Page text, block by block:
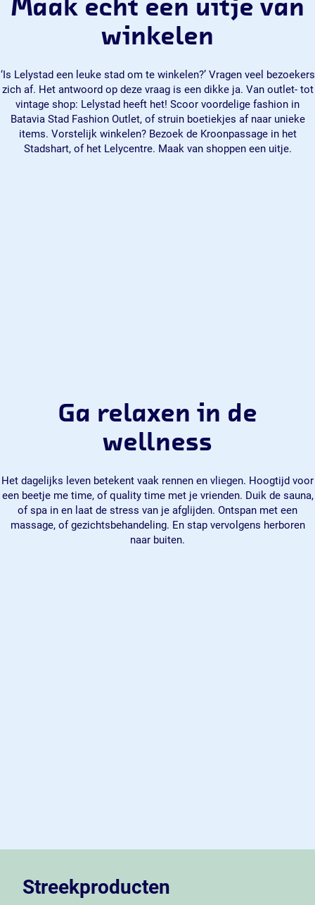
Maak echt een uitje van
winkelen
‘Is Lelystad een leuke stad om te winkelen?’ Vragen veel bezoekers
zich af. Het antwoord op deze vraag is een dikke ja. Van outlet- tot
vintage shop: Lelystad heeft het! Scoor voordelige fashion in
Batavia Stad Fashion Outlet, of struin boetiekjes af naar unieke
items. Vorstelijk winkelen? Bezoek de Kroonpassage in het
Stadshart, of het Lelycentre. Maak van shoppen een uitje.
Ga relaxen in de
wellness
Het dagelijks leven betekent vaak rennen en vliegen. Hoogtijd voor
een beetje me time, of quality time met je vrienden. Duik de sauna,
of spa in en laat de stress van je afglijden. Ontspan met een
massage, of gezichtsbehandeling. En stap vervolgens herboren
naar buiten.
Streekproducten